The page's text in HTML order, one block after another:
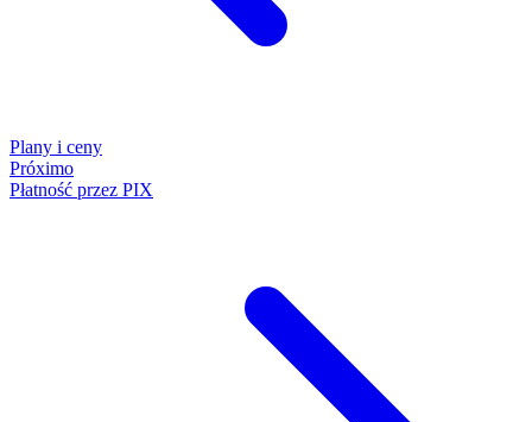
Plany i ceny
Próximo
Płatność przez PIX